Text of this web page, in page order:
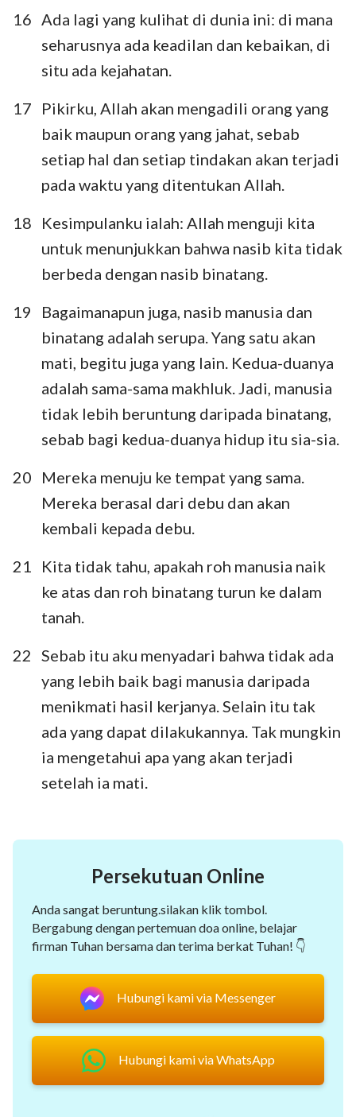
1 2 3 4 5 6
8
9 10 11 12
16 Ada lagi yang kulihat di dunia ini: di mana
seharusnya ada keadilan dan kebaikan, di
situ ada kejahatan.
17
Pikirku, Allah akan mengadili orang yang
baik maupun orang yang jahat, sebab
setiap hal dan setiap tindakan akan terjadi
pada waktu yang ditentukan Allah.
18
Kesimpulanku ialah: Allah menguji kita
untuk menunjukkan bahwa nasib kita tidak
berbeda dengan nasib binatang.
19
Bagaimanapun juga, nasib manusia dan
binatang adalah serupa. Yang satu akan
mati, begitu juga yang lain. Kedua-duanya
adalah sama-sama makhluk. Jadi, manusia
tidak lebih beruntung daripada binatang,
sebab bagi kedua-duanya hidup itu sia-sia.
20
Mereka menuju ke tempat yang sama.
Mereka berasal dari debu dan akan
kembali kepada debu.
21
Kita tidak tahu, apakah roh manusia naik
ke atas dan roh binatang turun ke dalam
tanah.
22 Sebab itu aku menyadari bahwa tidak ada
yang lebih baik bagi manusia daripada
menikmati hasil kerjanya. Selain itu tak
ada yang dapat dilakukannya. Tak mungkin
ia mengetahui apa yang akan terjadi
setelah ia mati.
Persekutuan Online
Anda sangat beruntung.silakan klik tombol.
Bergabung dengan pertemuan doa online, belajar
firman Tuhan bersama dan terima berkat Tuhan! 👇
Hubungi kami via Messenger
Hubungi kami via WhatsApp